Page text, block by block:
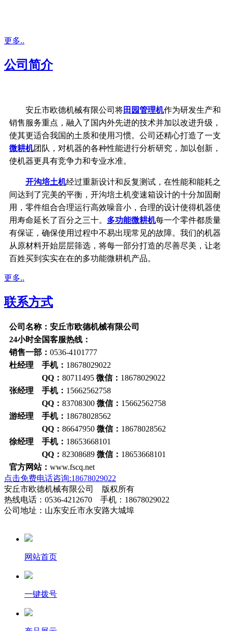
更多..
公司简介
安丘市欧德机械有限公司将田园管理机作为研发生产和
销售服务重点，融入了国内外先进的技术并加以改进升级，
使其更适合我国的土质和使用习惯。公司还精心打造了一支
微耕机团队，对机器的各种性能进行分析研究，加以创新，
使机器更具有竞争力和专业水准。
开沟培土机经过重新设计和反复测试，在性能和能耗之
间达到了完美的平衡，开沟培土机变速箱设计的十分加固耐
用，零件组合合理运行高效噪音小，合理的设计使得机器使
用寿命延长了百分之三十。 多功能微耕机每一个零件都质量
有保证，确保使用过程中不易出现常见的故障。我们的机器
从原材料开始层层筛选，将每一部分打造的尽善尽美，让老
百姓买到实实在在的多功能微耕机产品。
更多..
联系方式
公司名称：安丘市欧德机械有限公司
24小时全国客服热线：
销售一部： 0536-4101777
杜经理 手机： 18678029022
QQ： 80711495 微信： 18678029022
张经理 手机： 15662562758
QQ： 83708300 微信： 15662562758
游经理 手机： 18678028562
QQ： 86647950 微信： 18678028562
徐经理 手机： 18653668101
QQ： 82308689 微信： 18653668101
官方网站： www.fscq.net
点击免费电话咨询:18678029022
安丘市欧德机械有限公司 版权所有
热线电话：0536-4212670 手机：18678029022
公司地址：山东安丘市永安路大城埠
网站首页
一键拨号